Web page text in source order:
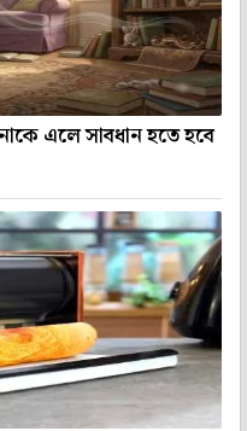
এলে সাবধান হতে হবে